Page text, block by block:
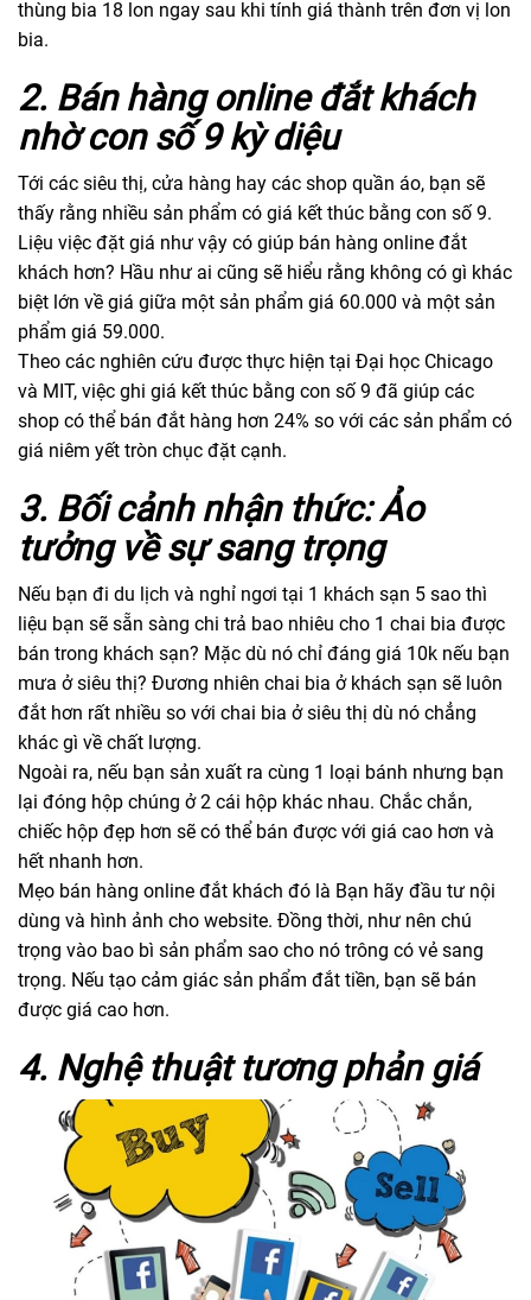
thùng bia 18 lon ngay sau khi tính giá thành trên đơn vị lon
bia.
2. Bán hàng online đắt khách
nhờ con số 9 kỳ diệu
Tới các siêu thị, cửa hàng hay các shop quần áo, bạn sẽ
thấy rằng nhiều sản phẩm có giá kết thúc bằng con số 9.
Liệu việc đặt giá như vậy có giúp bán hàng online đắt
khách hơn? Hầu như ai cũng sẽ hiểu rằng không có gì khác
biệt lớn về giá giữa một sản phẩm giá 60.000 và một sản
phẩm giá 59.000.
Theo các nghiên cứu được thực hiện tại Đại học Chicago
và MIT, việc ghi giá kết thúc bằng con số 9 đã giúp các
shop có thể bán đắt hàng hơn 24% so với các sản phẩm có
giá niêm yết tròn chục đặt cạnh.
3. Bối cảnh nhận thức: Ảo
tưởng về sự sang trọng
Nếu bạn đi du lịch và nghỉ ngơi tại 1 khách sạn 5 sao thì
liệu bạn sẽ sẵn sàng chi trả bao nhiêu cho 1 chai bia được
bán trong khách sạn? Mặc dù nó chỉ đáng giá 10k nếu bạn
mưa ở siêu thị? Đương nhiên chai bia ở khách sạn sẽ luôn
đắt hơn rất nhiều so với chai bia ở siêu thị dù nó chẳng
khác gì về chất lượng.
Ngoài ra, nếu bạn sản xuất ra cùng 1 loại bánh nhưng bạn
lại đóng hộp chúng ở 2 cái hộp khác nhau. Chắc chắn,
chiếc hộp đẹp hơn sẽ có thể bán được với giá cao hơn và
hết nhanh hơn.
Mẹo bán hàng online đắt khách đó là Bạn hãy đầu tư nội
dùng và hình ảnh cho website. Đồng thời, như nên chú
trọng vào bao bì sản phẩm sao cho nó trông có vẻ sang
trọng. Nếu tạo cảm giác sản phẩm đắt tiền, bạn sẽ bán
được giá cao hơn.
4. Nghệ thuật tương phản giá